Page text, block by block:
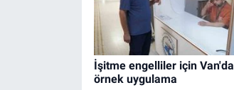
İşitme engelliler için Van'da
örnek uygulama